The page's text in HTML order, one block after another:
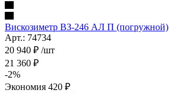
Вискозиметр ВЗ-246 АЛ П (погружной)
Арт.: 74734
20 940 ₽ /шт
21 360 ₽
-2%
Экономия 420 ₽